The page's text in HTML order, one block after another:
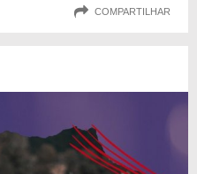
COMPARTILHAR